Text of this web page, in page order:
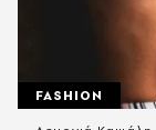
FASHION